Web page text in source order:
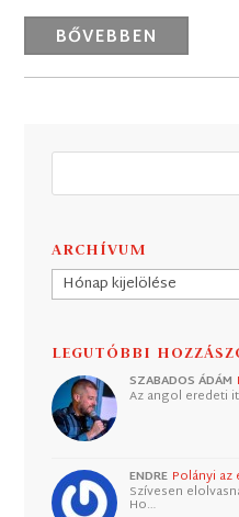
BŐVEBBEN
ARCHÍVUM
Archívum
LEGUTÓBBI
SZABADOS ÁDÁM
Az angol eredeti
ENDRE Polányi
Szívesen
Ho…